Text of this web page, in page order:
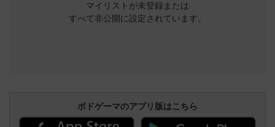
マイリストが未登録または
すべて非公開に設定されています。
ボドゲーマのアプリ版はこちら